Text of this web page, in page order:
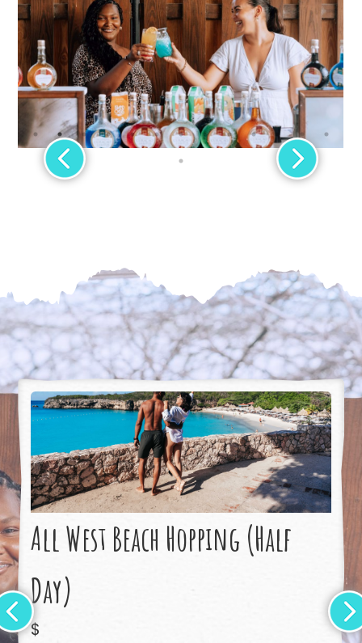
All West Beach Hopping (Half
Day)
$